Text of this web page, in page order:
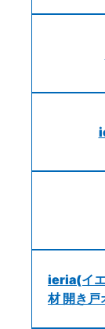
ieria(イ
材 開き戸